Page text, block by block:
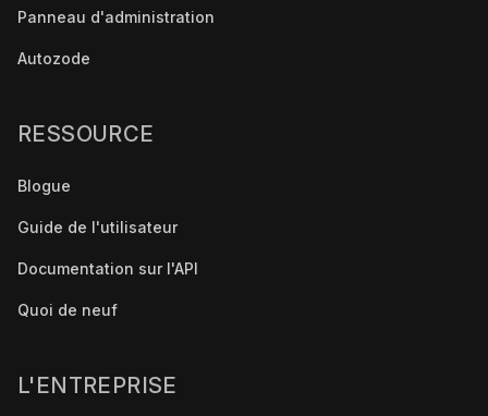
Panneau d'administration
Autozode
RESSOURCE
Blogue
Guide de l'utilisateur
Documentation sur l'API
Quoi de neuf
L'ENTREPRISE